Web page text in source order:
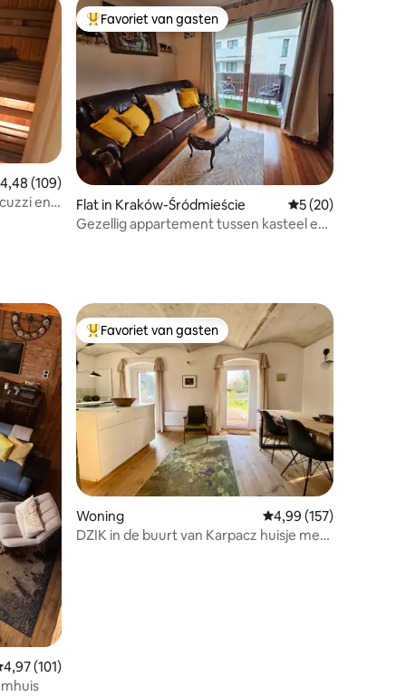
beoordeling van 4,48 op 5, 109 recensies
4,48 (109)
en
Topfavoriet van gasten
Favoriet van gasten
Flat in Kraków-Śródmieście Gemiddelde
5 (20)
Gezellig appartement tussen kasteel en
beoordeling van 4,97 op 5, 101 recensies
4,97 (101)
Topfavoriet van gasten
Favoriet van gasten
Woning Gemiddelde
4,99 (157)
DZIK in de buurt van Karpacz huisje met